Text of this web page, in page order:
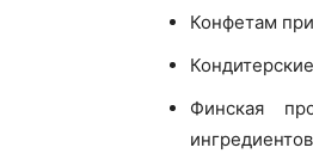
Конфетам
Финская